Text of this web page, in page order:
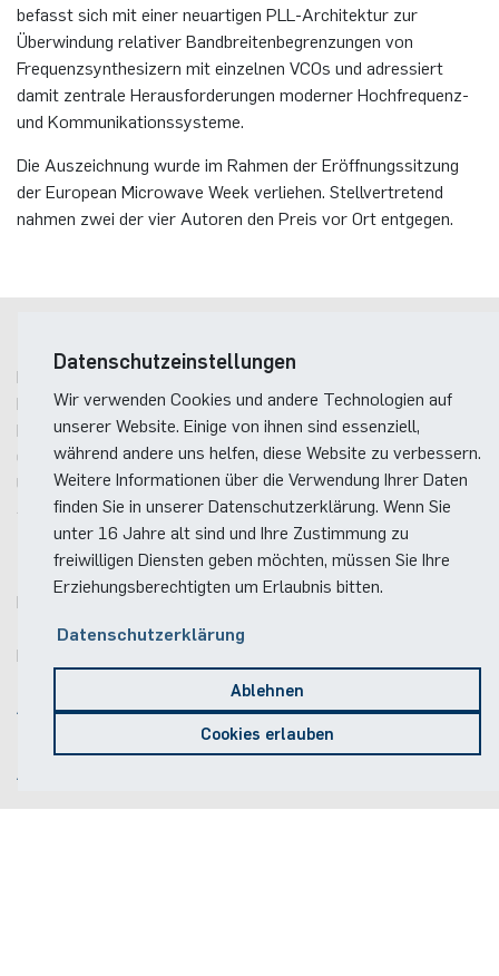
befasst sich mit einer neuartigen PLL-Architektur zur
Überwindung relativer Bandbreitenbegrenzungen von
Frequenzsynthesizern mit einzelnen VCOs und adressiert
damit zentrale Herausforderungen moderner Hochfrequenz-
und Kommunikationssysteme.
Die Auszeichnung wurde im Rahmen der Eröffnungssitzung
der European Microwave Week verliehen. Stellvertretend
nahmen zwei der vier Autoren den Preis vor Ort entgegen.
Ruhr-Universität Bochum
Fakultät für Elektrotechnik und Informationstechnik
Integrierte Systeme
Gebäude ID, Postfach15
Universitätsstraße 150
44801Bochum
Kontakt
Raum:
ID 1/443
Telefon: (+49)(0)234 / 32 - 26880
E-Mail:
Anreise
Anreise zum RUB-Campus
Datenschutzeinstellungen
Wir verwenden Cookies und andere Technologien auf
unserer Website. Einige von ihnen sind essenziell,
während andere uns helfen, diese Website zu verbessern.
Weitere Informationen über die Verwendung Ihrer Daten
finden Sie in unserer Datenschutzerklärung. Wenn Sie
unter 16 Jahre alt sind und Ihre Zustimmung zu
freiwilligen Diensten geben möchten, müssen Sie Ihre
Erziehungsberechtigten um Erlaubnis bitten.
Datenschutzerklärung
Ablehnen
Cookies erlauben